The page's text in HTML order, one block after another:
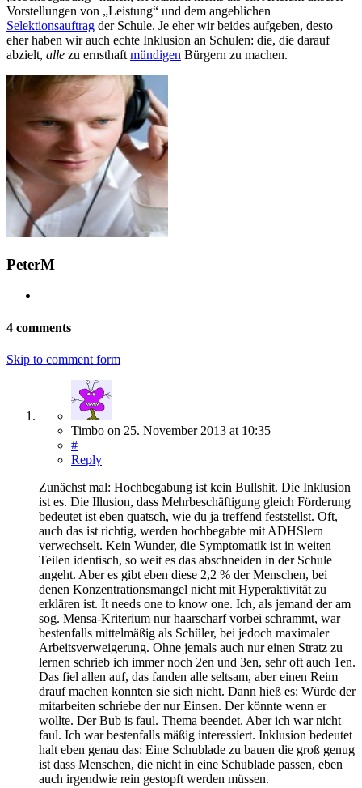
Vorstellungen von „Leistung“ und dem angeblichen
Selektionsauftrag der Schule. Je eher wir beides aufgeben, desto
eher haben wir auch echte Inklusion an Schulen: die, die darauf
abzielt, alle zu ernsthaft mündigen Bürgern zu machen.
PeterM
4 comments
Skip to comment form
Timbo on 25. November 2013 at 10:35
#
Reply
Zunächst mal: Hochbegabung ist kein Bullshit. Die Inklusion
ist es. Die Illusion, dass Mehrbeschäftigung gleich Förderung
bedeutet ist eben quatsch, wie du ja treffend feststellst. Oft,
auch das ist richtig, werden hochbegabte mit ADHSlern
verwechselt. Kein Wunder, die Symptomatik ist in weiten
Teilen identisch, so weit es das abschneiden in der Schule
angeht. Aber es gibt eben diese 2,2 % der Menschen, bei
denen Konzentrationsmangel nicht mit Hyperaktivität zu
erklären ist. It needs one to know one. Ich, als jemand der am
sog. Mensa-Kriterium nur haarscharf vorbei schrammt, war
bestenfalls mittelmäßig als Schüler, bei jedoch maximaler
Arbeitsverweigerung. Ohne jemals auch nur einen Stratz zu
lernen schrieb ich immer noch 2en und 3en, sehr oft auch 1en.
Das fiel allen auf, das fanden alle seltsam, aber einen Reim
drauf machen konnten sie sich nicht. Dann hieß es: Würde der
mitarbeiten schriebe der nur Einsen. Der könnte wenn er
wollte. Der Bub is faul. Thema beendet. Aber ich war nicht
faul. Ich war bestenfalls mäßig interessiert. Inklusion bedeutet
halt eben genau das: Eine Schublade zu bauen die groß genug
ist dass Menschen, die nicht in eine Schublade passen, eben
auch irgendwie rein gestopft werden müssen.